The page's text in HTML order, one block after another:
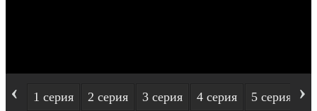
‹ 1 серия 2 серия 3 серия 4 серия 5 серия ›